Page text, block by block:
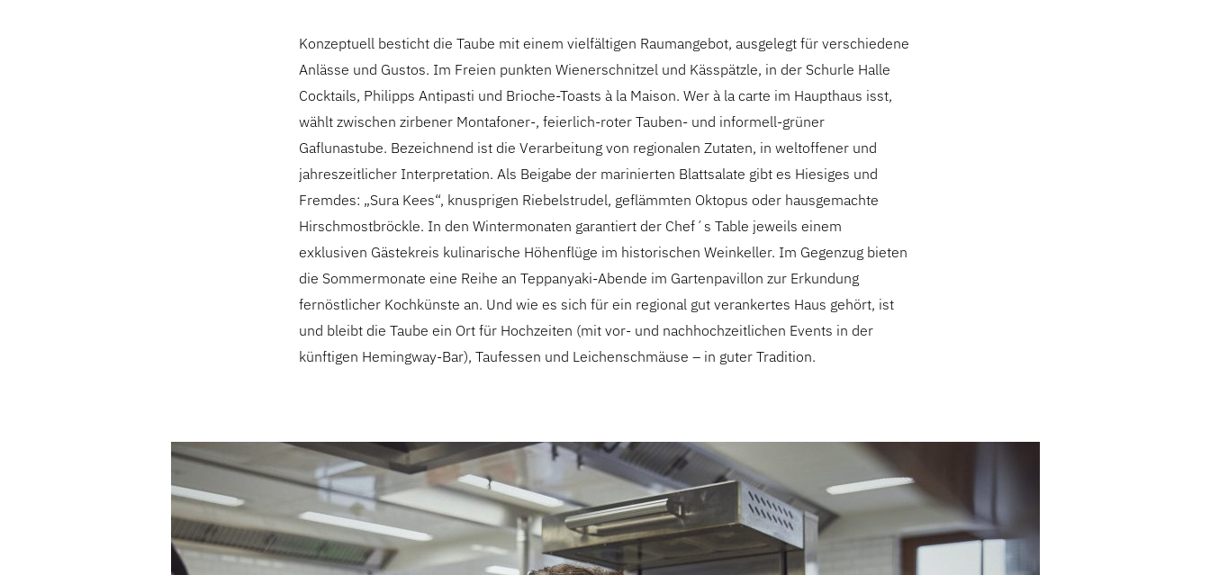
Konzeptuell besticht die Taube mit einem vielfältigen Raumangebot, ausgelegt für verschiedene
Anlässe und Gustos. Im Freien punkten Wienerschnitzel und Kässpätzle, in der Schurle Halle
Cocktails, Philipps Antipasti und Brioche-Toasts à la Maison. Wer à la carte im Haupthaus isst,
wählt zwischen zirbener Montafoner-, feierlich-roter Tauben- und informell-grüner
Gaflunastube. Bezeichnend ist die Verarbeitung von regionalen Zutaten, in weltoffener und
jahreszeitlicher Interpretation. Als Beigabe der marinierten Blattsalate gibt es Hiesiges und
Fremdes: „Sura Kees“, knusprigen Riebelstrudel, geflämmten Oktopus oder hausgemachte
Hirschmostbröckle. In den Wintermonaten garantiert der Chef´s Table jeweils einem
exklusiven Gästekreis kulinarische Höhenflüge im historischen Weinkeller. Im Gegenzug bieten
die Sommermonate eine Reihe an Teppanyaki-Abende im Gartenpavillon zur Erkundung
fernöstlicher Kochkünste an. Und wie es sich für ein regional gut verankertes Haus gehört, ist
und bleibt die Taube ein Ort für Hochzeiten (mit vor- und nachhochzeitlichen Events in der
künftigen Hemingway-Bar), Taufessen und Leichenschmäuse – in guter Tradition.